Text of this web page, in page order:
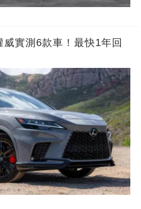
實測6款車！最快1年回